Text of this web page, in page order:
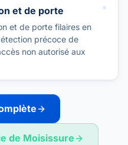
et de porte
et de porte filaires en
précoce de
non autorisé aux
de Moisissure